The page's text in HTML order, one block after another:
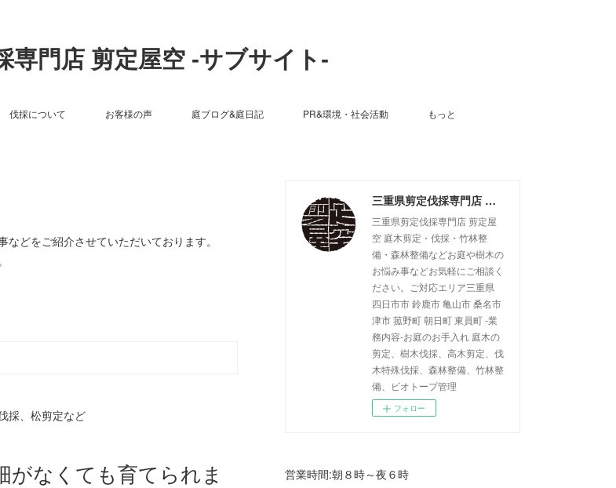
専門店 剪定屋空 -サブサイト-
伐採について お客様の声 庭ブログ&庭日記 PR&環境・社会活動 もっと
などをご紹介させていただいております。
採、松剪定など
がなくても育てられま
三重県剪定伐採専門店 剪定屋空 -サブサイト-
三重県剪定伐採専門店 剪定屋
空 庭木剪定・伐採・竹林整
備・森林整備などお庭や樹木の
お悩み事などお気軽にご相談く
ださい。ご対応エリア三重県
四日市市 鈴鹿市 亀山市 桑名市
津市 菰野町 朝日町 東員町 -業
務内容-お庭のお手入れ 庭木の
剪定、樹木伐採、高木剪定、伐
木特殊伐採、森林整備、竹林整
備、ビオトープ管理
フォロー
営業時間:朝８時～夜６時